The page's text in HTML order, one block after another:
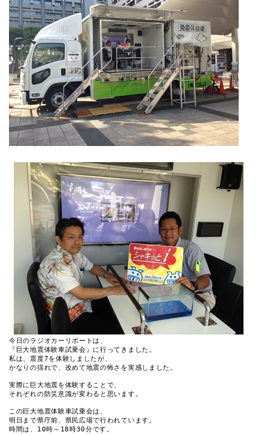
今日のラジオカーリポートは、
『巨大地震体験車試乗会』に行ってきました。
私は、震度7を体験しましたが、
かなりの揺れで、改めて地震の怖さを実感しました。
実際に巨大地震を体験することで、
それぞれの防災意識が変わると思います。
この巨大地震体験車試乗会は、
明日まで県庁前、県民広場で行われています。
時間は、10時～18時30分です。